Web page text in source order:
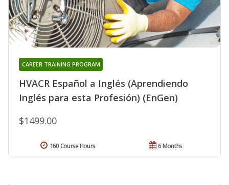
HVACR Español a Inglés (Aprendiendo
Inglés para esta Profesión) (EnGen)
CAREER TRAINING PROGRAM
$1499.00
6 Months
160 Course Hours